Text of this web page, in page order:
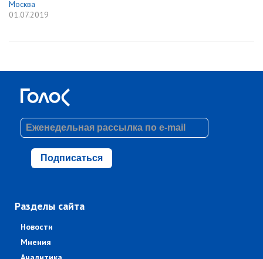
Москва
01.07.2019
Подписаться
Разделы сайта
Новости
Мнения